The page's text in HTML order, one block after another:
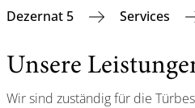
Dezernat 5 Services
Unsere
Wir sind zuständig für die